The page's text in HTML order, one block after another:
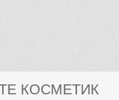
КОСМЕТИК